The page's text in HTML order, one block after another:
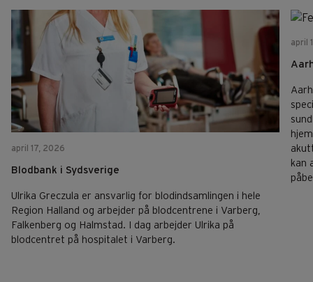
april 17, 2026
Blodbank i Sydsverige
Ulrika Greczula er ansvarlig for blodindsamlingen i hele
Region Halland og arbejder på blodcentrene i Varberg,
Falkenberg og Halmstad. I dag arbejder Ulrika på
blodcentret på hospitalet i Varberg.
april
kan